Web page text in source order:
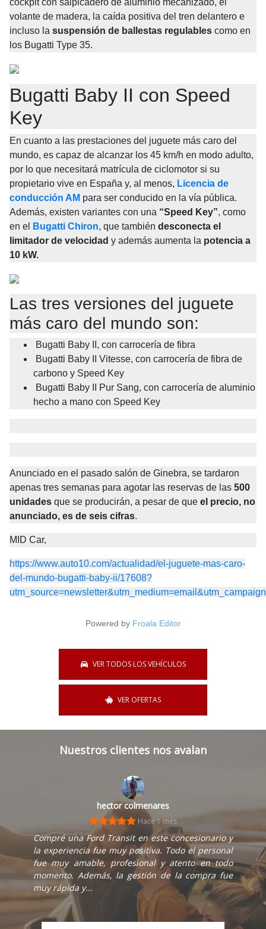
cockpit con salpicadero de aluminio mecanizado, el
volante de madera, la caída positiva del tren delantero e
incluso la suspensión de ballestas regulables como en
los Bugatti Type 35.
Bugatti Baby II con Speed
Key
En cuanto a las prestaciones del juguete más caro del
mundo, es capaz de alcanzar los 45 km/h en modo adulto,
por lo que necesitará matrícula de ciclomotor si su
propietario vive en España y, al menos, Licencia de
conducción AM para ser conducido en la vía pública.
Además, existen variantes con una “Speed Key”, como
en el
Bugatti Chiron, que también desconecta el
limitador de velocidad y además aumenta la potencia a
10 kW.
Las tres versiones del juguete
más caro del mundo son:
Bugatti Baby II, con carrocería de fibra
Bugatti Baby II Vitesse, con carrocería de fibra de
carbono y Speed Key
Bugatti Baby II Pur Sang, con carrocería de aluminio
hecho a mano con Speed Key
Anunciado en el pasado salón de Ginebra, se tardaron
apenas tres semanas para agotar las reservas de las 500
unidades que se producirán, a pesar de que el precio, no
anunciado, es de seis cifras.
MID Car,
https://www.auto10.com/actualidad/el-juguete-mas-caro-
del-mundo-bugatti-baby-ii/17608?
Powered by Froala Editor
VER TODOS LOS VEHÍCULOS
VER OFERTAS
Nuestros clientes nos avalan
hector colmenares
Hace 1 mes
Compré una Ford Transit en este concesionario y
la experiencia fue muy positiva. Todo el personal
fue muy amable, profesional y atento en todo
momento. Además, la gestión de la compra fue
muy rápida y...